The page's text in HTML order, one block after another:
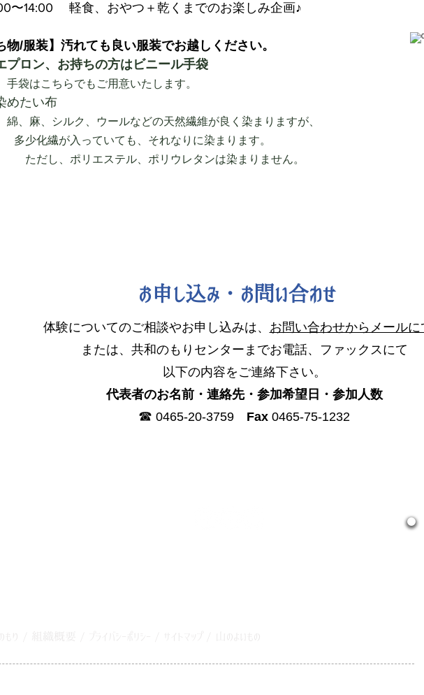
〜14:00 軽食、おやつ＋乾くまでのお楽しみ企画♪
物/服装】汚れても良い服装でお越しください。
プロン、お持ちの方はビニール手袋
手袋はこちらでもご用意いたします。
めたい布
綿、麻、シルク、ウールなどの天然繊維が良く染まりますが、
繊が入っていても、それなりに染まります。
、ポリエステル、ポリウレタンは染まりません。
お申し込み・お問い合わせ
体験についてのご相談やお申し込みは、 お問い合わせからメールに
または、共和のもりセンターまでお電話、ファックスにて
以下の内容をご連絡下さい。
代表者のお名前・連絡先・参加希望日・参加人数
☎︎ 0465-20-3759 Fax 0465-75-1232
り 組織概要 プライバシーポリシー サイトマップ 山のよいもの